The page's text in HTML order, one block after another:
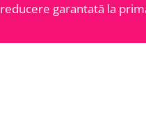
garantată la